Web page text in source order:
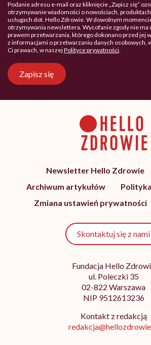
Podanie adresu e-mail oraz kliknięcie „Zapisz się”
otrzymywanie wiadomości o nowościach,
usługach dot. Hello Zdrowie. W dowolnym
otrzymywania newslettera. Wycofanie zgody nie ma
prawem przetwarzania, którego dokonano przed jej
z informacjami o przetwarzaniu danych osobowych,
Ci prawach, w naszejPolityce prywatności.
Zapisz się
Newsletter Hello Zdrowie
Archiwum artykułów
Zmiana ustawień prywatności
Skontaktuj się z nami
Fundacja Hello
ul. Poleczki 35
02-822 Warszawa
NIP 9512613236
Kontakt z redakcją